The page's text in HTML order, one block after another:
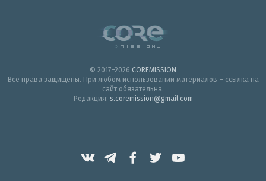
© 2017–2026 COREMISSION
Все права защищены. При любом использовании материалов – ссылка на
сайт обязательна.
Редакция: s.coremission@gmail.com